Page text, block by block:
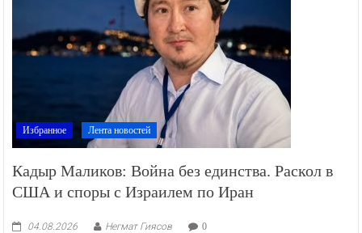
Избранное Лента новостей
Кадыр Маликов: Война без единства. Раскол в
США и споры с Израилем по Иран
04.08.2026 Негмат Гиясов 0